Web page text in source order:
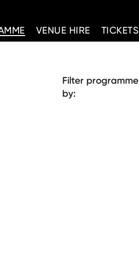
VENUE HIRE TICKETS
Filter programme
by: